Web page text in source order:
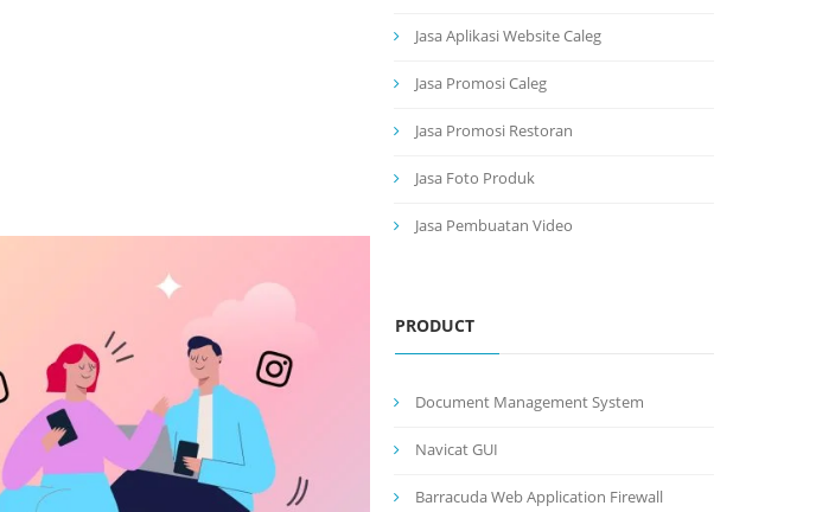
Jasa Aplikasi Website Caleg
Jasa Promosi Caleg
Jasa Promosi Restoran
Jasa Foto Produk
Jasa Pembuatan Video
PRODUCT
Document Management System
Navicat GUI
Barracuda Web Application Firewall